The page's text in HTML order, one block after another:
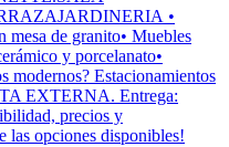
•
mesa de granito• Muebles
y porcelanato•
modernos? Estacionamientos
EXTERNA. Entrega:
precios y
las opciones disponibles!